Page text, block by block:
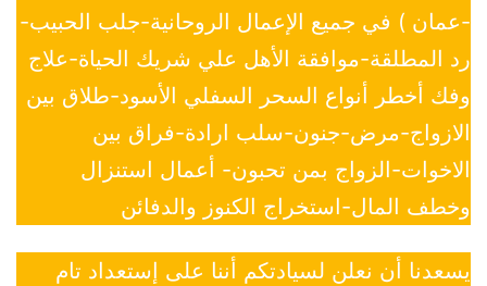
-عمان ) في جميع الإعمال الروحانية-جلب الحبيب-
رد المطلقة-موافقة الأهل علي شريك الحياة-علاج
وفك أخطر أنواع السحر السفلي الأسود-طلاق بين
الازواج-مرض-جنون-سلب ارادة-فراق بين
الاخوات-الزواج بمن تحبون- أعمال استنزال
وخطف المال-استخراج الكنوز والدفائن
يسعدنا أن نعلن لسيادتكم أننا على إستعداد تام